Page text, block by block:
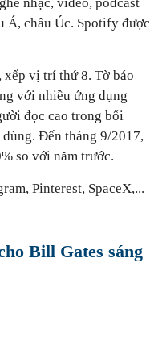
Á, châu Úc. Spotify được
xếp vị trí thứ 8. Tờ báo
với nhiều ứng dụng
đọc cao trong bối
Đến tháng 9/2017,
so với năm trước.
Pinterest, SpaceX,...
Bill Gates sáng